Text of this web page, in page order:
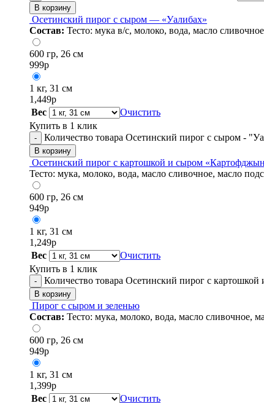
В корзину
Осетинский пирог с сыром — «Уалибах»
Состав: Тесто: мука в/с, молоко, вода, масло
600 гр, 26 см
999р
1 кг, 31 см
1,449р
Вес
Очистить
Купить в 1 клик
- Количество товара Осетинский пирог с сыром -
В корзину
Осетинский пирог с картошкой и сыром
Тесто: мука, молоко, вода, масло сливочное, масло
600 гр, 26 см
949р
1 кг, 31 см
1,249р
Вес
Очистить
Купить в 1 клик
- Количество товара Осетинский пирог с
В корзину
Пирог с сыром и зеленью
Состав: Тесто: мука, молоко, вода, масло сливочное,
600 гр, 26 см
949р
1 кг, 31 см
1,399р
Вес
Очистить